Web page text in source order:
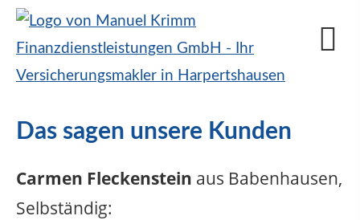
Das sagen unsere Kunden
Carmen Fleckenstein aus Babenhausen,
Selbständig: